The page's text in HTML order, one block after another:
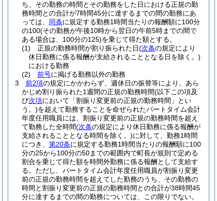
ち、その勤務の時間とその勤務をした日における正規の勤
務時間との合計が7時間45分に達するまでの間の勤務にあ
っては、 同条に規定する勤務1時間当たりの報酬額に100分
の100(その勤務が午後10時から翌日の午前5時までの間で
ある場合は、100分の125)を乗じて得た額とする。
(1)
正規の勤務時間が割り振られた日(次条の規定により
休日勤務に係る報酬が支給されることとなる日を除く。)
における勤務
(2)
前号に掲げる勤務以外の勤務
3
前2項の規定にかかわらず、週休日の振替等により、あら
かじめ割り振られた1週間の正規の勤務時間(以下この項及
び次項において「割振り変更前の正規の勤務時間」とい
う。)を超えて勤務することを命ぜられたパートタイム会計
年度任用職員には、割振り変更前の正規の勤務時間を超え
て勤務した全時間(次条の規定により休日勤務に係る報酬が
支給されることとなる時間を除く。)に対して、勤務1時間
につき、 第20条に規定する勤務1時間当たりの報酬額に100
分の25から100分の50までの範囲内で町長が規則で定める
割合を乗じて得た額を時間外勤務に係る報酬として支給す
る。 ただし、パートタイム会計年度任用職員が割振り変更
前の正規の勤務時間を超えてした勤務のうち、その勤務の
時間と割振り変更前の正規の勤務時間との合計が38時間45
分に達するまでの間の勤務については、この限りでない。